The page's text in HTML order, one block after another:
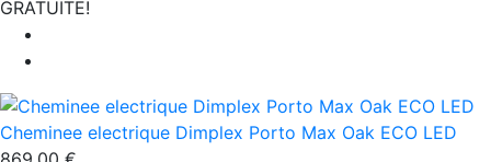
GRATUITE!
Cheminee electrique Dimplex Porto Max Oak ECO LED